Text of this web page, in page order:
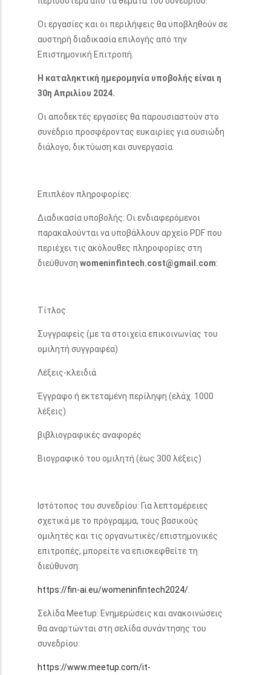
Οι εργασίες και οι περιλήψεις θα υποβληθούν σε
αυστηρή διαδικασία επιλογής από την
Επιστημονική Επιτροπή.
Η καταληκτική ημερομηνία υποβολής είναι η
30η Απριλίου 2024.
Οι αποδεκτές εργασίες θα παρουσιαστούν στο
συνέδριο προσφέροντας ευκαιρίες για ουσιώδη
διάλογο, δικτύωση και συνεργασία.
Επιπλέον πληροφορίες:
Διαδικασία υποβολής: Οι ενδιαφερόμενοι
παρακαλούνται να υποβάλλουν αρχείο PDF που
περιέχει τις ακόλουθες πληροφορίες στη
διεύθυνση womeninfintech.cost@gmail.com:
Τίτλος
Συγγραφείς (με τα στοιχεία επικοινωνίας του
ομιλητή συγγραφέα)
Λέξεις-κλειδιά
Έγγραφο ή εκτεταμένη περίληψη (ελάχ. 1000
λέξεις)
βιβλιογραφικές αναφορές
Βιογραφικό του ομιλητή (έως 300 λέξεις)
Ιστότοπος του συνεδρίου: Για λεπτομέρειες
σχετικά με το πρόγραμμα, τους βασικούς
ομιλητές και τις οργανωτικές/επιστημονικές
επιτροπές, μπορείτε να επισκεφθείτε τη
διεύθυνση:
https://fin-ai.eu/womeninfintech2024/
Σελίδα Meetup: Ενημερώσεις και ανακοινώσεις
θα αναρτώνται στη σελίδα συνάντησης του
συνεδρίου:
https://www.meetup.com/it-